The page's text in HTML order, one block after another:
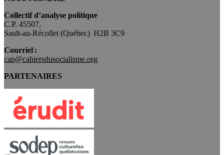
Collectif d’analyse politique
C.P. 45507,
Sault-au-Récollet (Québec) H2B 3C9
Courriel :
cap@cahiersdusocialisme.org
PARTENAIRES